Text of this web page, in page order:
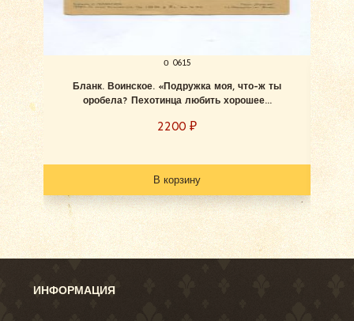
о 0615
Бланк. Воинское. «Подружка моя, что-ж ты
оробела? Пехотинца любить хорошее...
2200 ₽
В корзину
ИНФОРМАЦИЯ